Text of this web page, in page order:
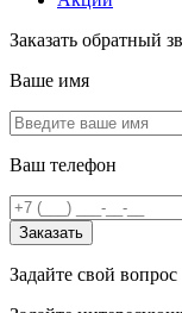
Заказать обратный
Ваше имя
Ваш телефон
Заказать
Задайте свой вопрос